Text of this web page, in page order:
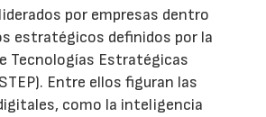
por empresas dentro
estratégicos definidos por la
Tecnologías Estratégicas
Entre ellos figuran las
como la inteligencia